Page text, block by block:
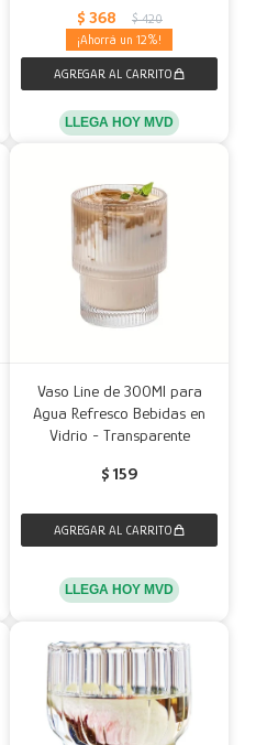
$ 368 $ 420
12
LLEGA HOY MVD
Vaso Line de 300Ml para
Agua Refresco Bebidas en
Vidrio - Transparente
$ 159
LLEGA HOY MVD